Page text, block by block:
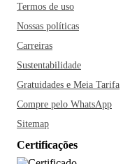
Termos de uso
Nossas políticas
Carreiras
Sustentabilidade
Gratuidades e Meia Tarifa
Compre pelo WhatsApp
Sitemap
Certificações